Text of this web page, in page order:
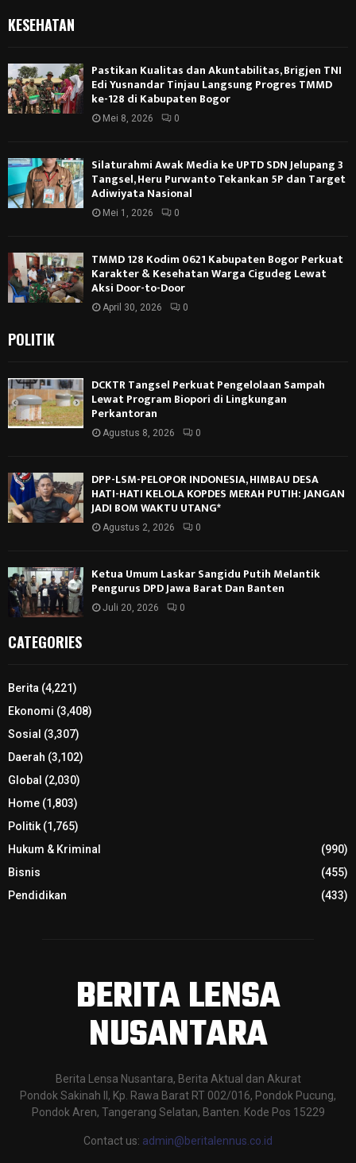
KESEHATAN
Pastikan Kualitas dan Akuntabilitas, Brigjen TNI
Edi Yusnandar Tinjau Langsung Progres TMMD
ke-128 di Kabupaten Bogor
Mei 8, 2026 0
Silaturahmi Awak Media ke UPTD SDN Jelupang 3
Tangsel, Heru Purwanto Tekankan 5P dan Target
Adiwiyata Nasional
Mei 1, 2026 0
TMMD 128 Kodim 0621 Kabupaten Bogor Perkuat
Karakter & Kesehatan Warga Cigudeg Lewat
Aksi Door-to-Door
April 30, 2026 0
POLITIK
DCKTR Tangsel Perkuat Pengelolaan Sampah
Lewat Program Biopori di Lingkungan
Perkantoran
Agustus 8, 2026 0
DPP-LSM-PELOPOR INDONESIA, HIMBAU DESA
HATI-HATI KELOLA KOPDES MERAH PUTIH: JANGAN
JADI BOM WAKTU UTANG*
Agustus 2, 2026 0
Ketua Umum Laskar Sangidu Putih Melantik
Pengurus DPD Jawa Barat Dan Banten
Juli 20, 2026 0
CATEGORIES
Berita (4,221)
Ekonomi (3,408)
Sosial (3,307)
Daerah (3,102)
Global (2,030)
Home (1,803)
Politik(1,765)
Hukum & Kriminal
(990)
Bisnis
(455)
Pendidikan
(433)
BERITA LENSA
NUSANTARA
Berita Lensa Nusantara, Berita Aktual dan Akurat
Pondok Sakinah II, Kp. Rawa Barat RT 002/016, Pondok Pucung,
Pondok Aren, Tangerang Selatan, Banten. Kode Pos 15229
Contact us: admin@beritalennus.co.id